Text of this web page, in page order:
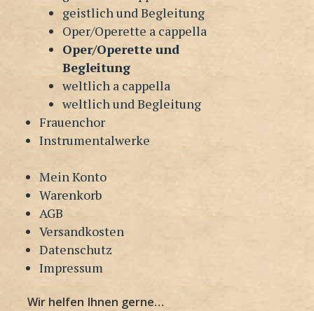
geistlich und Begleitung
Oper/Operette a cappella
Oper/Operette und
Begleitung
weltlich a cappella
weltlich und Begleitung
Frauenchor
Instrumentalwerke
Mein Konto
Warenkorb
AGB
Versandkosten
Datenschutz
Impressum
Wir helfen Ihnen gerne…